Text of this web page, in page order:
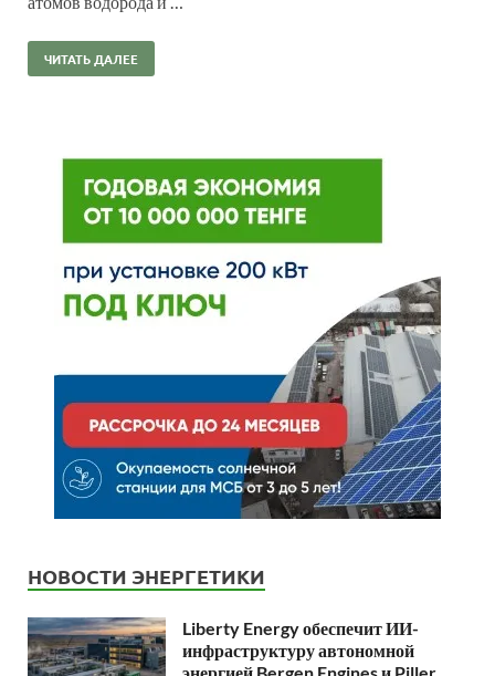
ЧИТАТЬ ДАЛЕЕ
НОВОСТИ ЭНЕРГЕТИКИ
Liberty Energy обеспечит ИИ-
инфраструктуру автономной